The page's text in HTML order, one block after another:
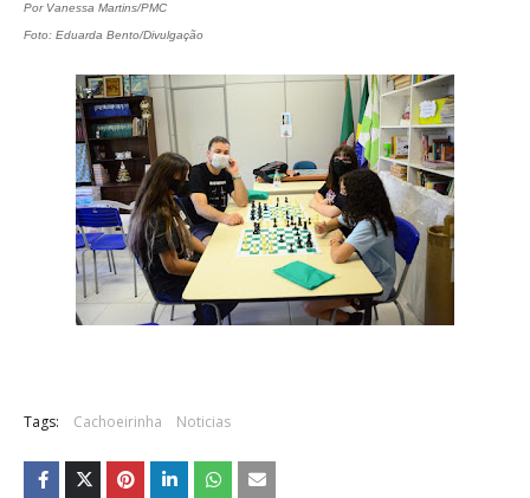
Por Vanessa Martins/PMC
Foto: Eduarda Bento/Divulgação
Tags: Cachoeirinha Noticias